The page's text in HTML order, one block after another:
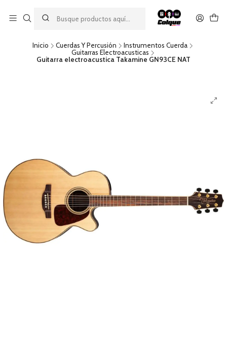
descuento por pago con transferencia bancaria
por una compra mínima de $49.990. Este descuento no es
acumulable a otras promociones ni aplicable a gastos de envío.
Inicio Cuerdas Y Percusión
Instrumentos Cuerda
Guitarras Electroacusticas
Guitarra electroacustica Takamine GN93CE NAT